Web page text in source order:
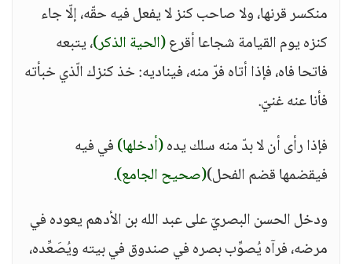
منكسر قرنها، ولا صاحب كنز لا يفعل فيه حقّه، إلّا جاء
كنزه يوم القيامة شجاعا أقرع(الحية الذكر)، يتبعه
فاتحا فاه، فإذا أتاه فرّ منه، فيناديه: خذ كنزك الّذي خبأته
فأنا عنه غنيّ.
فإذا رأى أن لا بدّ منه سلك يده(أدخلها)في فيه
فيقضمها قضم الفحل)(صحيح الجامع).
ودخل الحسن البصريّ على عبد الله بن الأدهم يعوده في
مرضه، فرآه يُصوِّب بصره في صندوق في بيته ويُصَعِّده،